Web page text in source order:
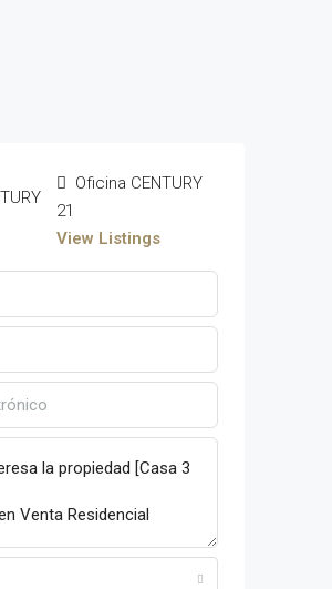
Oficina CENTURY
21
View Listings